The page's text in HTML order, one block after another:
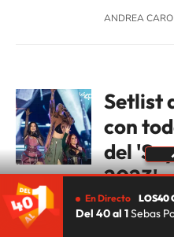
ANDREA
Setlist
con
del
2023'
Luego de
En Directo LOS40
Del 40 al 1Sebas